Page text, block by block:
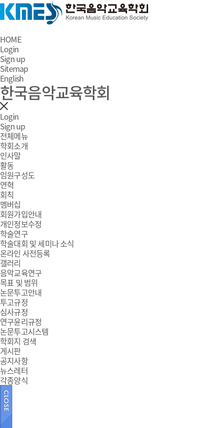
HOME
Login
Sign up
Sitemap
English
한국음악교육학회
Login
Sign up
전체메뉴
학회소개
인사말
활동
임원구성도
연혁
회칙
멤버십
회원가입안내
개인정보수정
학술연구
학술대회 및 세미나 소식
온라인 사전등록
갤러리
음악교육연구
목표 및 범위
논문투고안내
투고규정
심사규정
연구윤리규정
논문투고시스템
학회지 검색
게시판
공지사항
뉴스레터
각종양식